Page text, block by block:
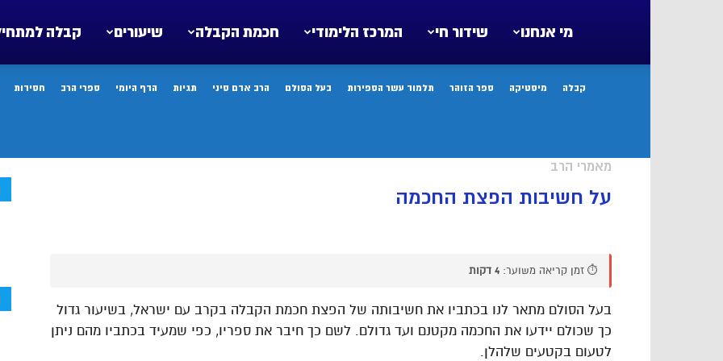
קבלה שיעורים חכמת הקבלה המרכז הלימודי שידור חי מי אנחנו
קבלה מיסטיקה ספר הזוהר תלמוד עשר הספירות בעל הסולם הרב אדם סיני תגיות הדף היומי ספרי הרב חסידות
מאמרי הרב
על חשיבות הפצת החכמה
⏱️ זמן קריאה משוער: 4 דקות
בעל הסולם מתאר לנו בכתביו את חשיבותה של הפצת חכמת הקבלה בקרב עם ישראל, בשיעור גדול
כך שכולם יידעו את החכמה מקטנם ועד גדולם. לשם כך חיבר את ספריו, כפי שמעיד בכתביו מהם ניתן
לטעום בקטעים שלהלן.